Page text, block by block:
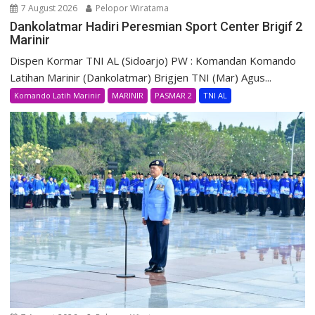
7 August 2026 Pelopor Wiratama
Dankolatmar Hadiri Peresmian Sport Center Brigif 2
Marinir
Dispen Kormar TNI AL (Sidoarjo) PW : Komandan Komando
Latihan Marinir (Dankolatmar) Brigjen TNI (Mar) Agus...
Komando Latih Marinir MARINIR PASMAR 2 TNI AL